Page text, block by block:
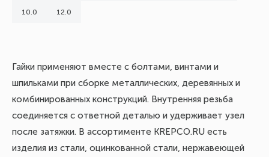
10.0 12.0
Гайки применяют вместе с болтами, винтами и
шпильками при сборке металлических, деревянных и
комбинированных конструкций. Внутренняя резьба
соединяется с ответной деталью и удерживает узел
после затяжки. В ассортименте KREPCO.RU есть
изделия из стали, оцинкованной стали, нержавеющей